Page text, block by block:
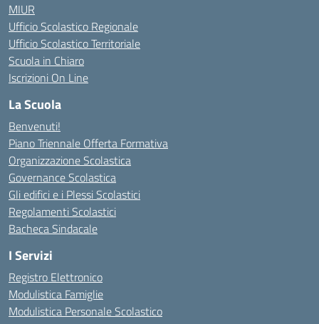
MIUR
Ufficio Scolastico Regionale
Ufficio Scolastico Territoriale
Scuola in Chiaro
Iscrizioni On Line
La Scuola
Benvenuti!
Piano Triennale Offerta Formativa
Organizzazione Scolastica
Governance Scolastica
Gli edifici e i Plessi Scolastici
Regolamenti Scolastici
Bacheca Sindacale
I Servizi
Registro Elettronico
Modulistica Famiglie
Modulistica Personale Scolastico